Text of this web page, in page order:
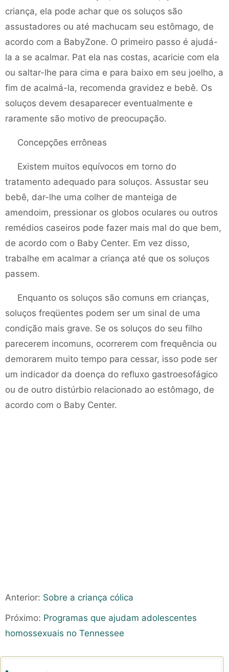
criança, ela pode achar que os soluços são
assustadores ou até machucam seu estômago, de
acordo com a BabyZone. O primeiro passo é ajudá-
la a se acalmar. Pat ela nas costas, acaricie com ela
ou saltar-lhe para cima e para baixo em seu joelho, a
fim de acalmá-la, recomenda gravidez e bebê. Os
soluços devem desaparecer eventualmente e
raramente são motivo de preocupação.
Concepções errôneas
Existem muitos equívocos em torno do
tratamento adequado para soluços. Assustar seu
bebê, dar-lhe uma colher de manteiga de
amendoim, pressionar os globos oculares ou outros
remédios caseiros pode fazer mais mal do que bem,
de acordo com o Baby Center. Em vez disso,
trabalhe em acalmar a criança até que os soluços
passem.
Enquanto os soluços são comuns em crianças,
soluços freqüentes podem ser um sinal de uma
condição mais grave. Se os soluços do seu filho
parecerem incomuns, ocorrerem com frequência ou
demorarem muito tempo para cessar, isso pode ser
um indicador da doença do refluxo gastroesofágico
ou de outro distúrbio relacionado ao estômago, de
acordo com o Baby Center.
Anterior: Sobre a criança cólica
Próximo: Programas que ajudam adolescentes
homossexuais no Tennessee